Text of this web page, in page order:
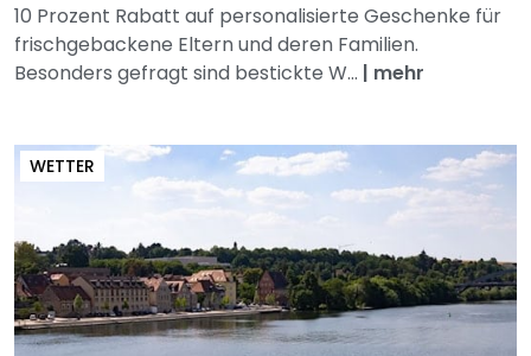
10 Prozent Rabatt auf personalisierte Geschenke für
frischgebackene Eltern und deren Familien.
Besonders gefragt sind bestickte W... | mehr
WETTER